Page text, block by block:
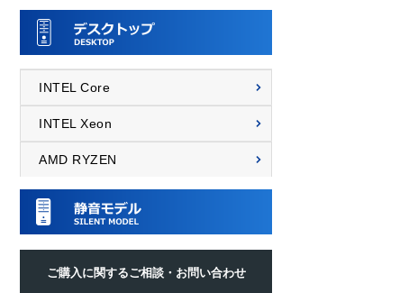
INTEL Core
INTEL Xeon
AMD RYZEN
ご購入に関するご相談・お問い合わせ